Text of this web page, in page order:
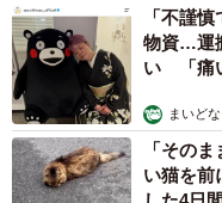
「不謹
物資…運
い 「痛
まいど
「その
い猫を